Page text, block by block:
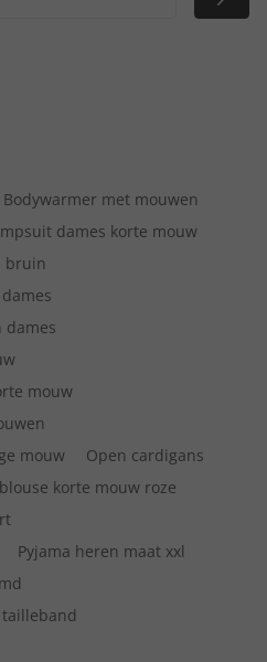
Bodywarmer met mouwen
dames korte mouw
bruin
dames
mouw
mouw
Open cardigans
korte mouw roze
Pyjama heren maat xxl